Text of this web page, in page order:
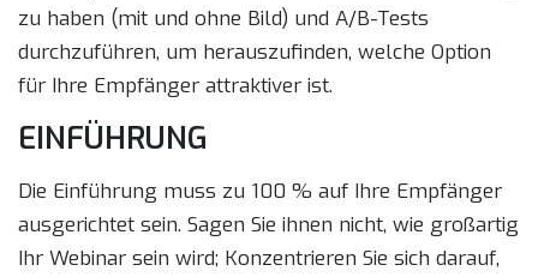
zu haben (mit und ohne Bild) und A/B-Tests
durchzuführen, um herauszufinden, welche Option
für Ihre Empfänger attraktiver ist.
EINFÜHRUNG
Die Einführung muss zu 100 % auf Ihre Empfänger
ausgerichtet sein. Sagen Sie ihnen nicht, wie großartig
Ihr Webinar sein wird; Konzentrieren Sie sich darauf,